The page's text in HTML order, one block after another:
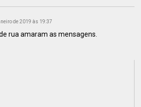
de 2019 às 19:37
rua amaram as mensagens.